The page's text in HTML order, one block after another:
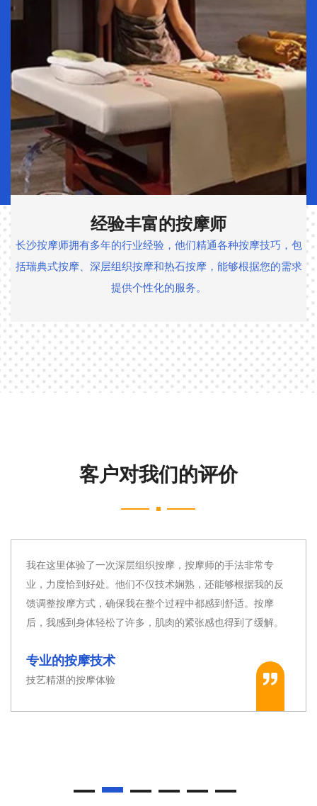
细致周到的服务
我们的技师以细致周到的服务著称，他们注重顾客的舒适度和
满意度，始终确保提供最贴心和专业的服务。
长沙这家会所的桑拿设施非常先进，与传统的芬兰桑拿相
比，这里的红外线桑拿给我留下了深刻的印象。温度控制精
准，让我能够根据自己的喜好调整。桑拿后，我感到全身的
桑拿设施先进